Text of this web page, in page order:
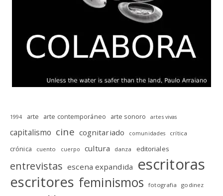
1994 arte arte contemporáneo arte sonoro artes vivas
capitalismo cine cognitariado comunidades crítica
crónica cuento cuerpo cultura danza editoriales
entrevistas escena expandida escritoras
escritores feminismos fotografia godinez